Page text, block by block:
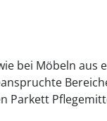
bei Möbeln aus
Parkett